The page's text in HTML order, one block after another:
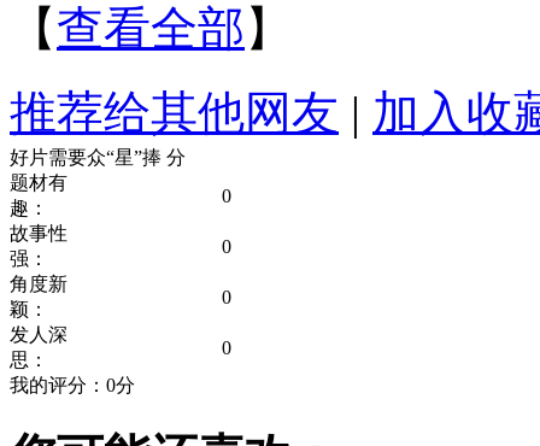
【查看全部 】
推荐给其他网友 | 加入收
好片需要众“星”捧 分
题材有
趣：
0
故事性
强：
0
角度新
颖：
0
发人深
思：
0
我的评分： 0分